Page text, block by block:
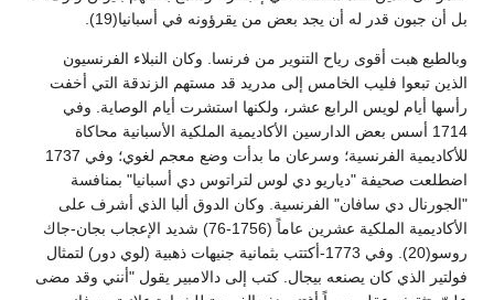
بل أن جبون قدر له أن يجد بعض من يقرؤونه في أسبانيا(19).
وبالطبع هبت أقوى رياح التنوير من فرنسا. وكان النبلاء الفرنسيون
الذين تبعوا فليب الخامس إلى مدريد قد مستهم الزندقة التي أخفت
رأسها أيام لويس الرابع عشر، ولكنها استشرت أيام الوصاية. وفي
1714 أسس بعض الدارسين الأكاديمية الملكية الأسبانية محاكاة
للأكاديمية الفرنسية؛ وسرعان ما بدأت وضع معجم لغوي؛ وفي 1737
اضطلعت صحيفة "دياريو دي لوس لتراتوس دي أسبانيا" بمنافسة
"الجورنال دي سافان" الفرنسية. وكان الدوق ألبا الذي أشرف على
الأكاديمية الملكية عشرين عاماً (1756-76) شديد الإعجاب بجان-جاك
روسو(20). وفي 1773-أكتتب بثمانية جنيهات ذهبية (لوي دور) لتمثال
فولتير الذي كان يصنعه بيجال. كتب إلى دالامبير يقول "أنني وقد مضى